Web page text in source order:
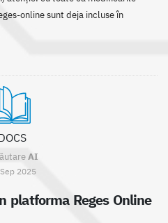
online sunt deja incluse în
AI
2025
platforma Reges Online